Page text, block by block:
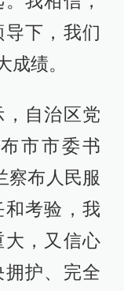
下，我们
绩。
自治区党
市市委书
察布人民服
考验，我
大，又信心
护、完全